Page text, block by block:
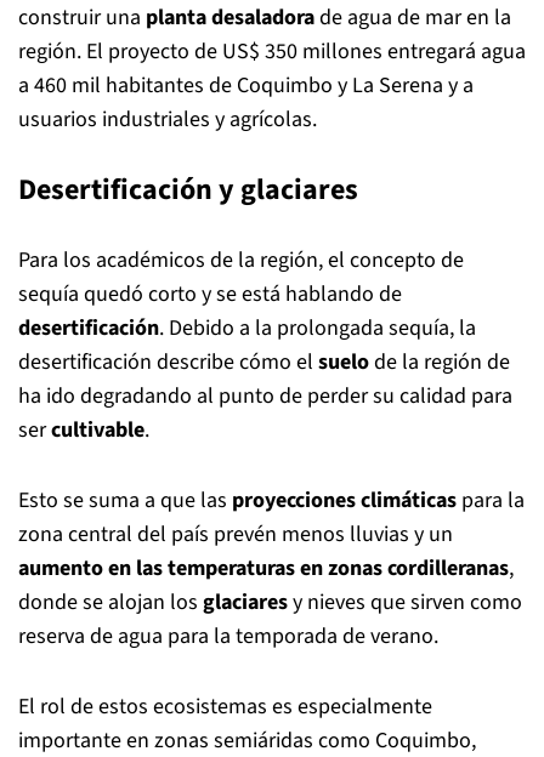
construir una planta desaladorade agua de mar en la
región. El proyecto de US$ 350 millones entregará agua
a 460 mil habitantes de Coquimbo y La Serena y a
usuarios industriales y agrícolas.
Desertificación y glaciares
Para los académicos de la región, el concepto de
sequía quedó corto y se está hablando de
desertificación. Debido a la prolongada sequía, la
desertificación describe cómo el suelode la región de
ha ido degradando al punto de perder su calidad para
sercultivable.
Esto se suma a que las proyecciones climáticas para la
zona central del país prevén menos lluvias y un
aumento en las temperaturas en zonas cordilleranas,
donde se alojan los glaciaresy nieves que sirven como
reserva de agua para la temporada de verano.
El rol de estos ecosistemas es especialmente
importante en zonas semiáridas como Coquimbo,